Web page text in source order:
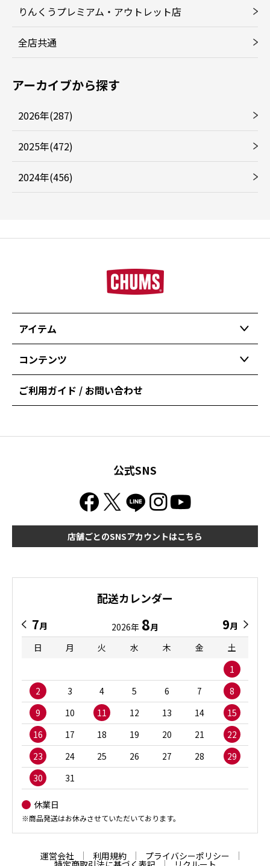
りんくうプレミアム・アウトレット店
全店共通
アーカイブから探す
2026年(287)
2025年(472)
2024年(456)
アイテム
コンテンツ
ご利用ガイド / お問い合わせ
公式SNS
店舗ごとのSNSアカウントはこちら
配送カレンダー
7月 2026年 8月 9月
日
月 火 水 木 金
土
1
2
3 4 5 6 7
8
9
10 11 12 13 14
15
16
17 18 19 20 21
22
23
24 25 26 27 28
29
30
31
休業日
※商品発送はお休みさせていただいております。
運営会社 利用規約 プライバシーポリシー